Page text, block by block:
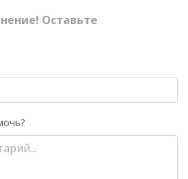
Оставьте